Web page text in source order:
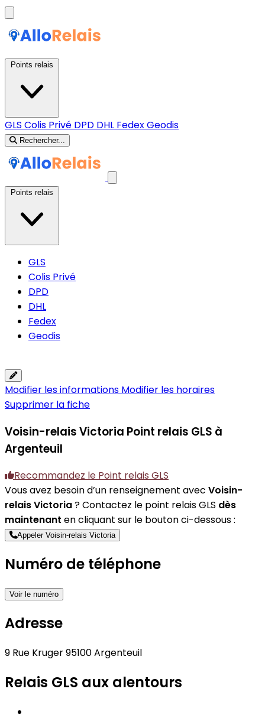
GLS Colis Privé DPD DHL FedexGeodis
Rechercher...
GLS
Colis Privé
DPD
DHL
Fedex
Geodis
Modifier les informations Modifier les horaires
Supprimer la fiche
Voisin-relais Victoria Point relais GLS à
Argenteuil
Recommandez le Point relais GLS
Vous avez besoin d’un renseignement avec Voisin-
relais Victoria? Contactez le point relais GLS dès
maintenant en cliquant sur le bouton ci-dessous :
Appeler Voisin-relais Victoria
Numéro de téléphone
Voir le numéro
Adresse
9 Rue Kruger 95100 Argenteuil
Relais GLS aux alentours